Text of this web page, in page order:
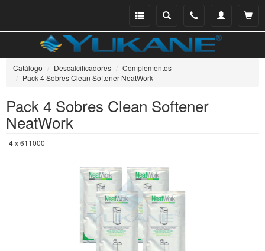
Ver
Mi
Teléfono
Buscar
Menu
Catálogo Descalcificadores
Complementos
Pack 4 Sobres Clean Softener NeatWork
Pack 4 Sobres Clean Softener
NeatWork
4 x 611000